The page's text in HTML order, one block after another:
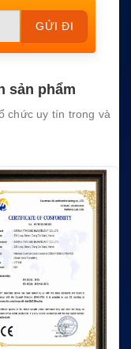
Please
empty.
sản phẩm
chức uy tín trong và